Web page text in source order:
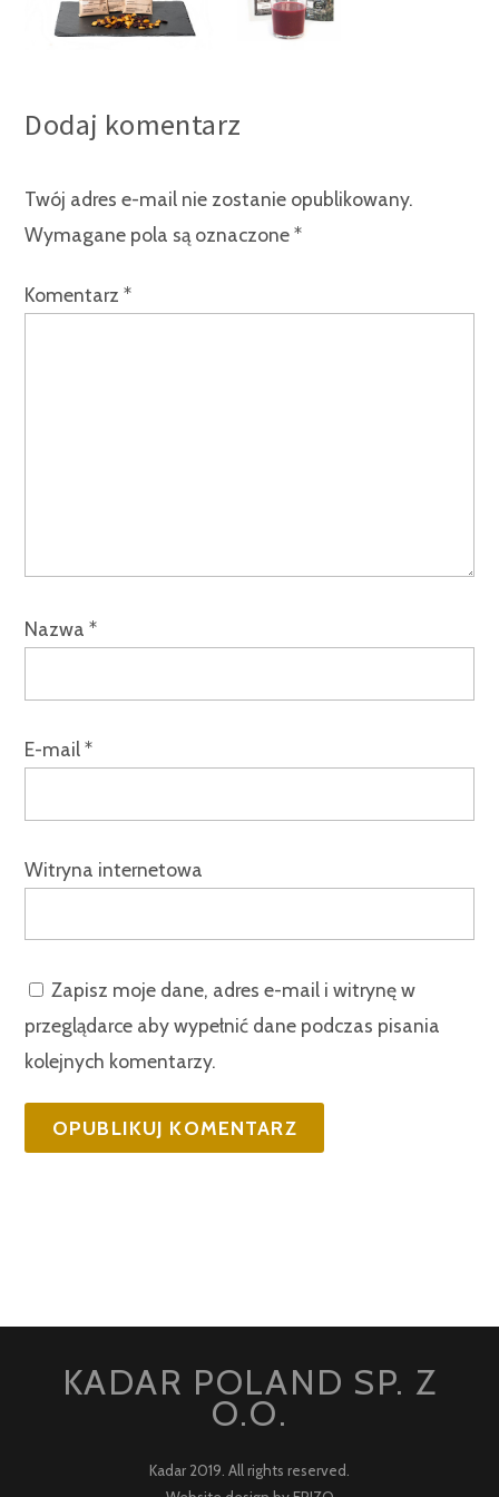
Dodaj komentarz
Twój adres e-mail nie zostanie opublikowany.
Wymagane pola są oznaczone*
Komentarz*
Nazwa*
E-mail*
Witryna internetowa
Zapisz moje dane, adres e-mail i witrynę w
przeglądarce aby wypełnić dane podczas pisania
kolejnych komentarzy.
KADAR POLAND SP. Z
O.O.
Kadar 2019. All rights reserved.